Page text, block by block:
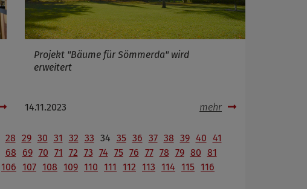
Projekt "Bäume für Sömmerda" wird
erweitert
14.11.2023 mehr
28 29 30 31 32 33 34 35 36 37 38 39 40 41
68 69 70 71 72 73 74 75 76 77 78 79 80 81
106 107 108 109 110 111 112 113 114 115 116